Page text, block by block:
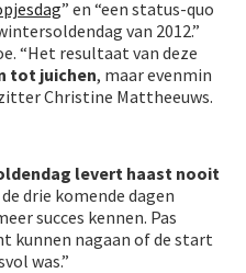
” en “een status-quo
van 2012.”
“Het resultaat van deze
tot juichen, maar evenmin
Christine Mattheeuws.
levert haast nooit
drie komende dagen
succes kennen. Pas
kunnen nagaan of de start
was.”